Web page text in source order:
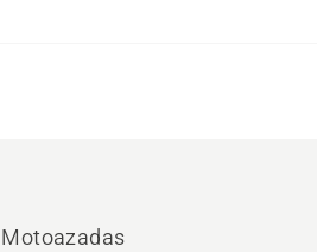
Motoazadas